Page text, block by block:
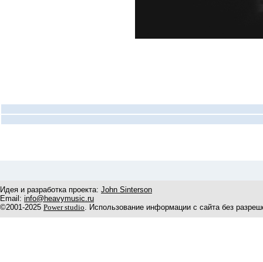
Идея и разработка проекта: John Sinterson
Email: info@heavymusic.ru
©2001-2025 Power studio. Использование информации с сайта без